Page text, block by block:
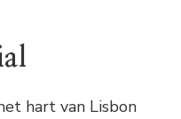
hart van Lisbon